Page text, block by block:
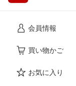
会員情報
買い物かご
お気に入り